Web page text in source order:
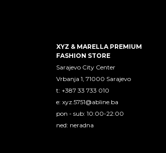
XYZ & MARELLA PREMIUM
FASHION STORE
Sarajevo City Center
Vrbanja 1, 71000 Sarajevo
t: +387 33 733 010
e: xyz.5751@abline.ba
pon - sub: 10:00-22:00
ned: neradna